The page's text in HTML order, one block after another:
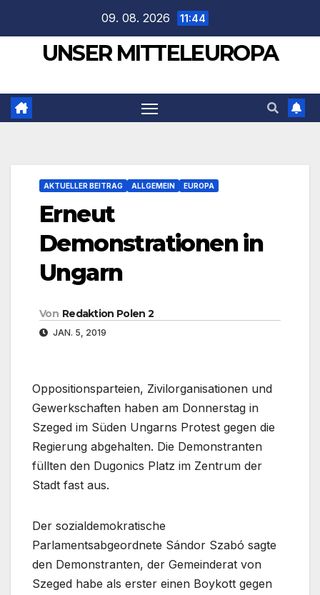
springen
09. 08. 2026 11:44
UNSER MITTELEUROPA
AKTUELLER BEITRAG ALLGEMEIN EUROPA
Erneut
Demonstrationen in
Ungarn
Von Redaktion Polen 2
JAN. 5, 2019
Oppositionsparteien, Zivilorganisationen und
Gewerkschaften haben am Donnerstag in
Szeged im Süden Ungarns Protest gegen die
Regierung abgehalten. Die Demonstranten
füllten den Dugonics Platz im Zentrum der
Stadt fast aus.
Der sozialdemokratische
Parlamentsabgeordnete Sándor Szabó sagte
den Demonstranten, der Gemeinderat von
Szeged habe als erster einen Boykott gegen